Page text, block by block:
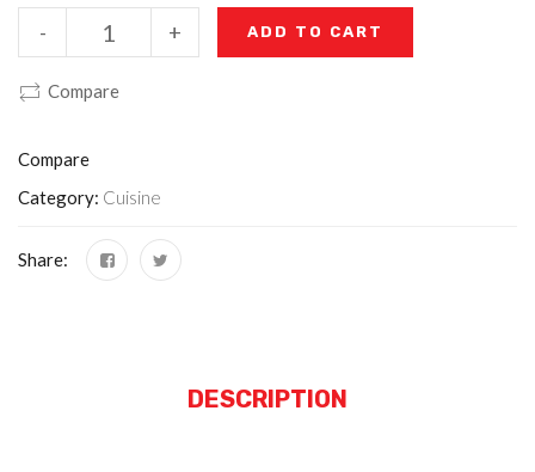
+
- ADD TO CART
Compare
Compare
Category: Cuisine
Share:
DESCRIPTION